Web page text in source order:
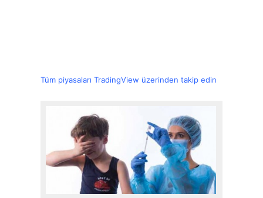
Tüm piyasaları TradingView üzerinden takip edin